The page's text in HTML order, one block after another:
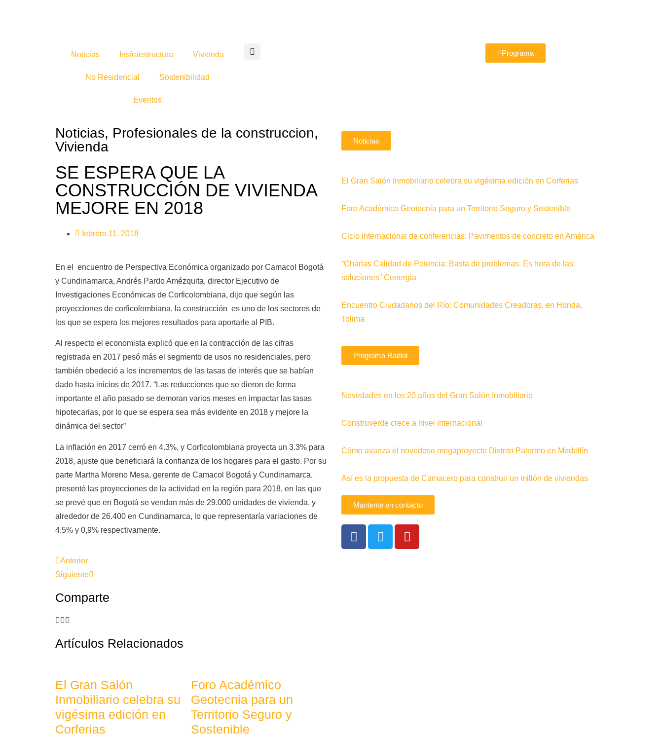
Noticias Insfraestructura Vivienda
No Residencial Sostenibilidad
Eventos
Programa
Noticias, Profesionales de la construccion,
Vivienda
SE ESPERA QUE LA
CONSTRUCCIÓN DE VIVIENDA
MEJORE EN 2018
febrero 11, 2018
En el encuentro de Perspectiva Económica organizado por Camacol Bogotá
y Cundinamarca, Andrés Pardo Amézquita, director Ejecutivo de
Investigaciones Económicas de Corficolombiana, dijo que según las
proyecciones de corficolombiana, la construcción es uno de los sectores de
los que se espera los mejores resultados para aportarle al PIB.
Al respecto el economista explicó que en la contracción de las cifras
registrada en 2017 pesó más el segmento de usos no residenciales, pero
también obedeció a los incrementos de las tasas de interés que se habían
dado hasta inicios de 2017. “Las reducciones que se dieron de forma
importante el año pasado se demoran varios meses en impactar las tasas
hipotecarias, por lo que se espera sea más evidente en 2018 y mejore la
dinámica del sector”
La inflación en 2017 cerró en 4.3%, y Corficolombiana proyecta un 3.3% para
2018, ajuste que beneficiará la confianza de los hogares para el gasto. Por su
parte Martha Moreno Mesa, gerente de Camacol Bogotá y Cundinamarca,
presentó las proyecciones de la actividad en la región para 2018, en las que
se prevé que en Bogotá se vendan más de 29.000 unidades de vivienda, y
alrededor de 26.400 en Cundinamarca, lo que representaría variaciones de
4.5% y 0,9% respectivamente.
Anterior
Siguiente
Comparte
Artículos Relacionados
El Gran Salón
Inmobiliario celebra su
vigésima edición en
Corferias
Foro Académico
Geotecnia para un
Territorio Seguro y
Sostenible
Noticias
El Gran Salón Inmobiliario celebra su vigésima edición en Corferias
Foro Académico Geotecnia para un Territorio Seguro y Sostenible
Ciclo internacional de conferencias: Pavimentos de concreto en América
“Charlas Calidad de Potencia: Basta de problemas. Es hora de las
soluciones” Cenergia
Encuentro Ciudadanos del Río: Comunidades Creadoras, en Honda,
Tolima
Programa Radial
Novedades en los 20 años del Gran Salón Inmobiliario
Construverde crece a nivel internacional
Cómo avanza el novedoso megaproyecto Distrito Palermo en Medellín
Así es la propuesta de Camacero para construir un millón de viviendas
Mantente en contacto